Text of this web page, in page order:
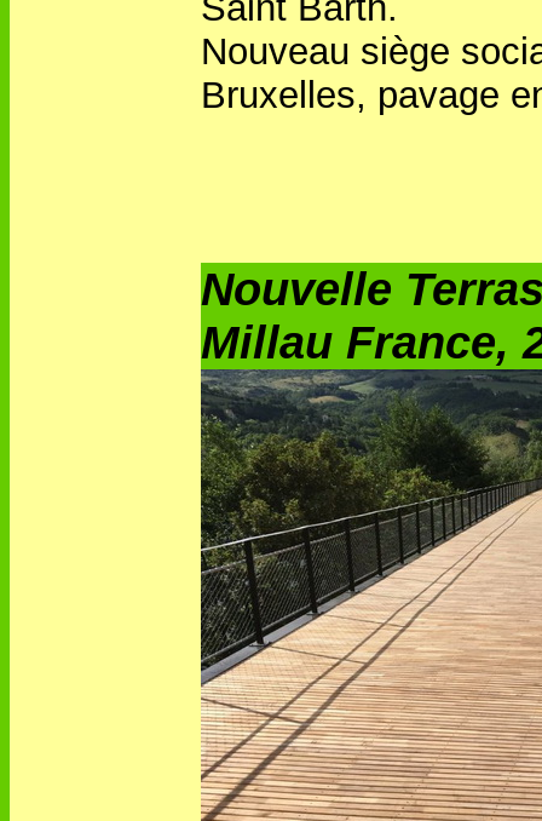
Nouveau siège
Bruxelles, pavage
Nouvelle
Millau France,